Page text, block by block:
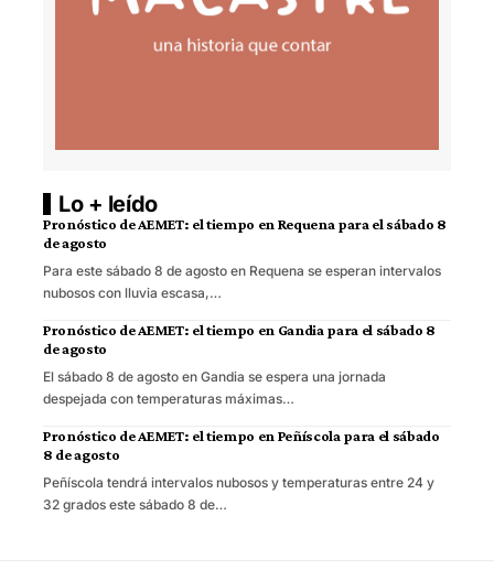
Lo + leído
Pronóstico de AEMET: el tiempo en Requena para el sábado 8
de agosto
Para este sábado 8 de agosto en Requena se esperan intervalos
nubosos con lluvia escasa,…
Pronóstico de AEMET: el tiempo en Gandia para el sábado 8
de agosto
El sábado 8 de agosto en Gandia se espera una jornada
despejada con temperaturas máximas…
Pronóstico de AEMET: el tiempo en Peñíscola para el sábado
8 de agosto
Peñíscola tendrá intervalos nubosos y temperaturas entre 24 y
32 grados este sábado 8 de…